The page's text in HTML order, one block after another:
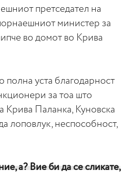
претседател на
министер за
во домот во Крива
полна уста благодарност
за тоа што
Крива Паланка, Куновска
лоповлук, неспособност,
а? Вие би да се сликате,